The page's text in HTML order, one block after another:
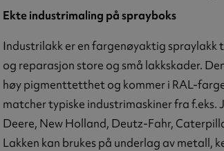
Ekte industrimaling på sprayboks
Industrilakk er en fargenøyaktig spraylakk
og reparasjon store og små lakkskader.
høy pigmenttetthet og kommer i RAL-
matcher typiske industrimaskiner fra f.eks.
Deere, New Holland, Deutz-Fahr,
Lakken kan brukes på underlag av metall,